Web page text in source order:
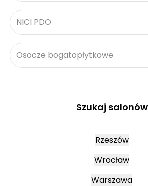
NICI PDO
Osocze bogatopłytkowe
Szukaj salonów
Rzeszów
Wrocław
Warszawa